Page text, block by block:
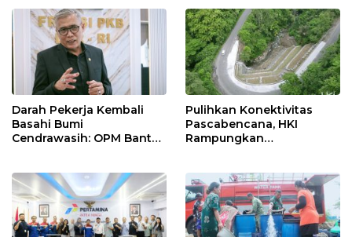
Keselamatan Kerja
Darah Pekerja Kembali
Basahi Bumi
Cendrawasih: OPM Bantai
Pulihkan Konektivitas
Pascabencana, HKI
Rampungkan